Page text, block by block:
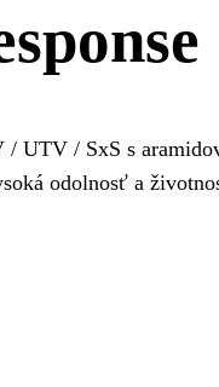
UTV / SxS s
odolnosť a